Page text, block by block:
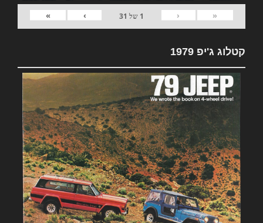
«
‹
1 של 31
›
»
קטלוג ג'יפ 1979